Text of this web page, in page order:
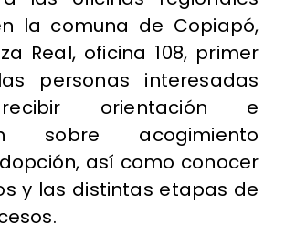
la comuna de Copiapó,
Real, oficina 108, primer
personas interesadas
orientación e
sobre acogimiento
así como conocer
y las distintas etapas de